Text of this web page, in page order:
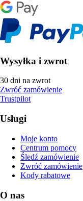
Wysyłka i zwrot
30 dni na zwrot
Zwróć zamówienie
Trustpilot
Usługi
Moje konto
Centrum pomocy
Śledź zamówienie
Zwróć zamówienie
Kody rabatowe
O nas